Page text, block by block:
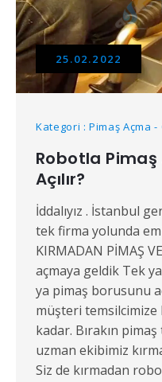
25.02.2022
Kategori : Pimaş Açma -
Robotla Pimaş
Açılır?
İddalıyız . İstanbul
tek firma yolunda
KIRMADAN PİMAŞ
açmaya geldik Tek
ya pimaş borusunu
müşteri temsilcimize
kadar. Bırakın pimaş
uzman ekibimiz
Siz de kırmadan